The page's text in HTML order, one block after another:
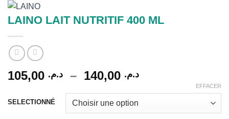
LAINO LAIT NUTRITIF 400 ML
د.م. – د.م.Plage
د.م. 105,00
SELECTIONNÉ
EFFACER